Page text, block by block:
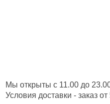
Мы открыты с 11.00 до
Условия доставки - заказ